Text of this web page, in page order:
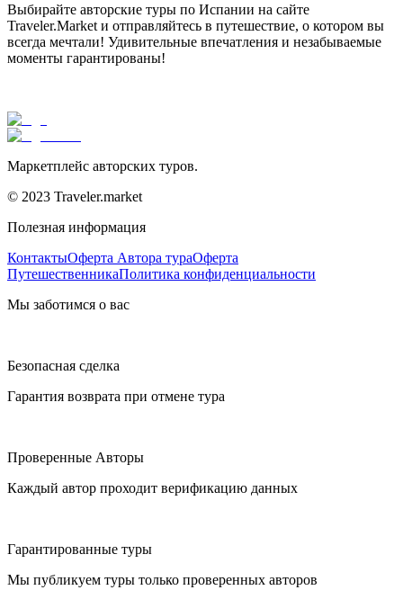
Выбирайте авторские туры по Испании на сайте
Traveler.Market и отправляйтесь в путешествие, о котором вы
всегда мечтали! Удивительные впечатления и незабываемые
моменты гарантированы!
Маркетплейс авторских туров.
© 2023 Traveler.market
Полезная информация
КонтактыОферта Автора тураОферта
ПутешественникаПолитика конфиденциальности
Мы заботимся о вас
Безопасная сделка
Гарантия возврата при отмене тура
Проверенные Авторы
Каждый автор проходит верификацию данных
Гарантированные туры
Мы публикуем туры только проверенных авторов